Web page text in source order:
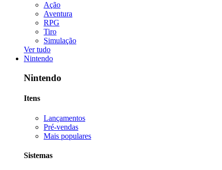
Ação
Aventura
RPG
Tiro
Simulação
Ver tudo
Nintendo
Nintendo
Itens
Lançamentos
Pré-vendas
Mais populares
Sistemas